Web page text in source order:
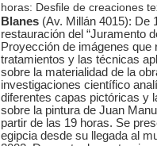
horas: Desfile de creaciones
Blanes (Av. Millán 4015): De
restauración del “Juramento
Proyección de imágenes que
tratamientos y las técnicas
sobre la materialidad de la
investigaciones científico
diferentes capas pictóricas y
sobre la pintura de Juan
partir de las 19 horas. Se
egipcia desde su llegada al